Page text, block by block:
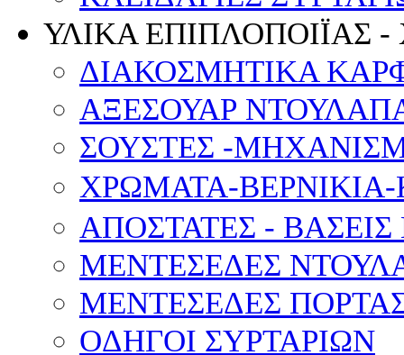
ΥΛΙΚΑ ΕΠΙΠΛΟΠΟΙΪΑΣ
ΔΙΑΚΟΣΜΗΤΙΚΑ
ΑΞΕΣΟΥΑΡ
ΣΟΥΣΤΕΣ -
ΧΡΩΜΑΤΑ-ΒΕΡΝΙΚΙΑ-
ΑΠΟΣΤΑΤΕΣ -
ΜΕΝΤΕΣΕΔΕΣ
ΜΕΝΤΕΣΕΔΕΣ
OΔΗΓΟΙ ΣΥΡΤΑΡΙΩΝ